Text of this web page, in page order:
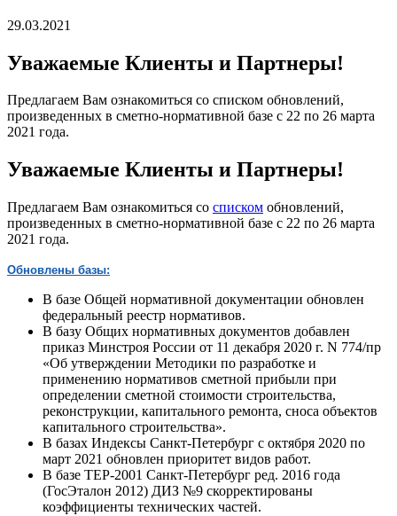
29.03.2021
Уважаемые Клиенты и Партнеры!
Предлагаем Вам ознакомиться со списком обновлений,
произведенных в сметно-нормативной базе с 22 по 26 марта
2021 года.
Уважаемые Клиенты и Партнеры!
Предлагаем Вам ознакомиться со списком обновлений,
произведенных в сметно-нормативной базе с 22 по 26 марта
2021 года.
Обновлены базы:
В базе Общей нормативной документации обновлен
федеральный реестр нормативов.
В базу Общих нормативных документов добавлен
приказ Минстроя России от 11 декабря 2020 г. N 774/пр
«Об утверждении Методики по разработке и
применению нормативов сметной прибыли при
определении сметной стоимости строительства,
реконструкции, капитального ремонта, сноса объектов
капитального строительства».
В базах Индексы Санкт-Петербург с октября 2020 по
март 2021 обновлен приоритет видов работ.
В базе ТЕР-2001 Санкт-Петербург ред. 2016 года
(ГосЭталон 2012) ДИЗ №9 скорректированы
коэффициенты технических частей.